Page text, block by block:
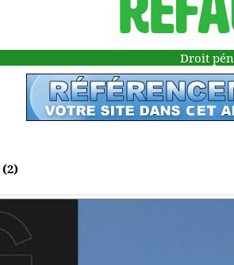
Droit
(2)